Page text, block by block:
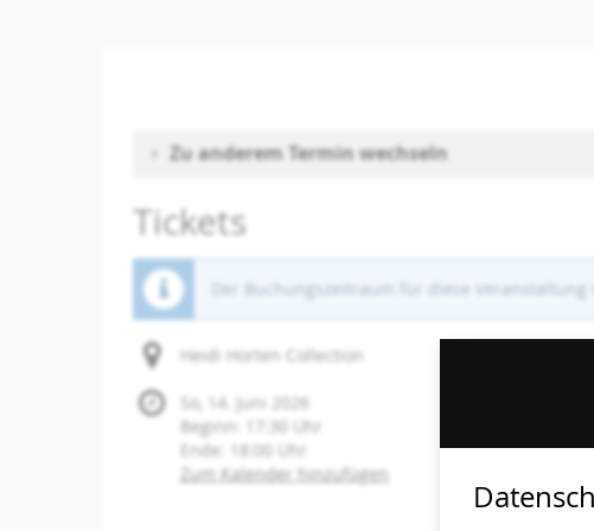
Zu anderem Termin wechseln
Tickets
Der Buchungszeitraum für diese Veranstaltung
Heidi Horten Collection
So, 14. Juni 2026
Beginn:
17:30
Uhr
Ende:
18:00
Uhr
Zum Kalender hinzufügen